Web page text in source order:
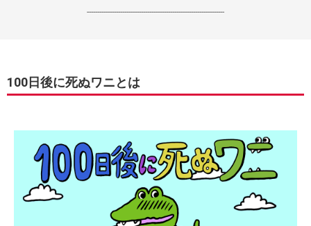
------------------------------------------------------------------
100日後に死ぬワニとは